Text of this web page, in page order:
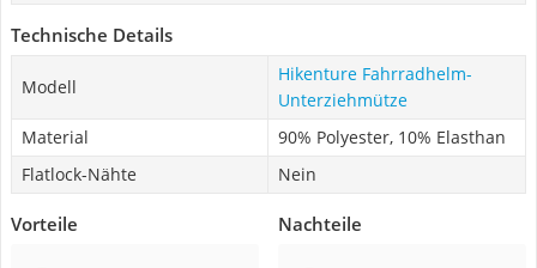
Technische Details
Modell
Hikenture Fahrradhelm-
Unterziehmütze
Material
90% Polyester, 10% Elasthan
Flatlock-Nähte
Nein
Vorteile Nachteile